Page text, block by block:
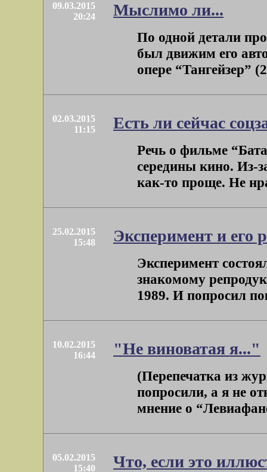
09.03.2015
20:24
Мыслимо ли...
По одной детали
был движим его
опере “Тангейзер”
02.03.2015
11:15
Есть ли сейчас
Речь о фильме
середины кино. Из-
как-то проще. Не
25.02.2015
15:48
Эксперимент и его
Эксперимент
знакомому
1989. И попросил
10.02.2015
16:44
"Не виноватая я..."
(Перепечатка из
попросили, а я не
мнение о
05.02.2015
15:40
Что, если это